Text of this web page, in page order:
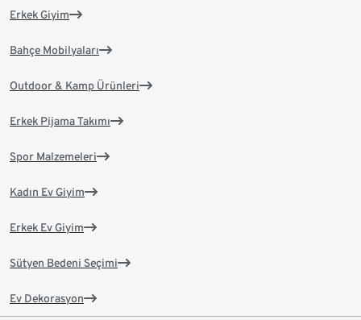
Erkek Giyim
Bahçe Mobilyaları
Outdoor & Kamp Ürünleri
Erkek Pijama Takımı
Spor Malzemeleri
Kadın Ev Giyim
Erkek Ev Giyim
Sütyen Bedeni Seçimi
Ev Dekorasyon